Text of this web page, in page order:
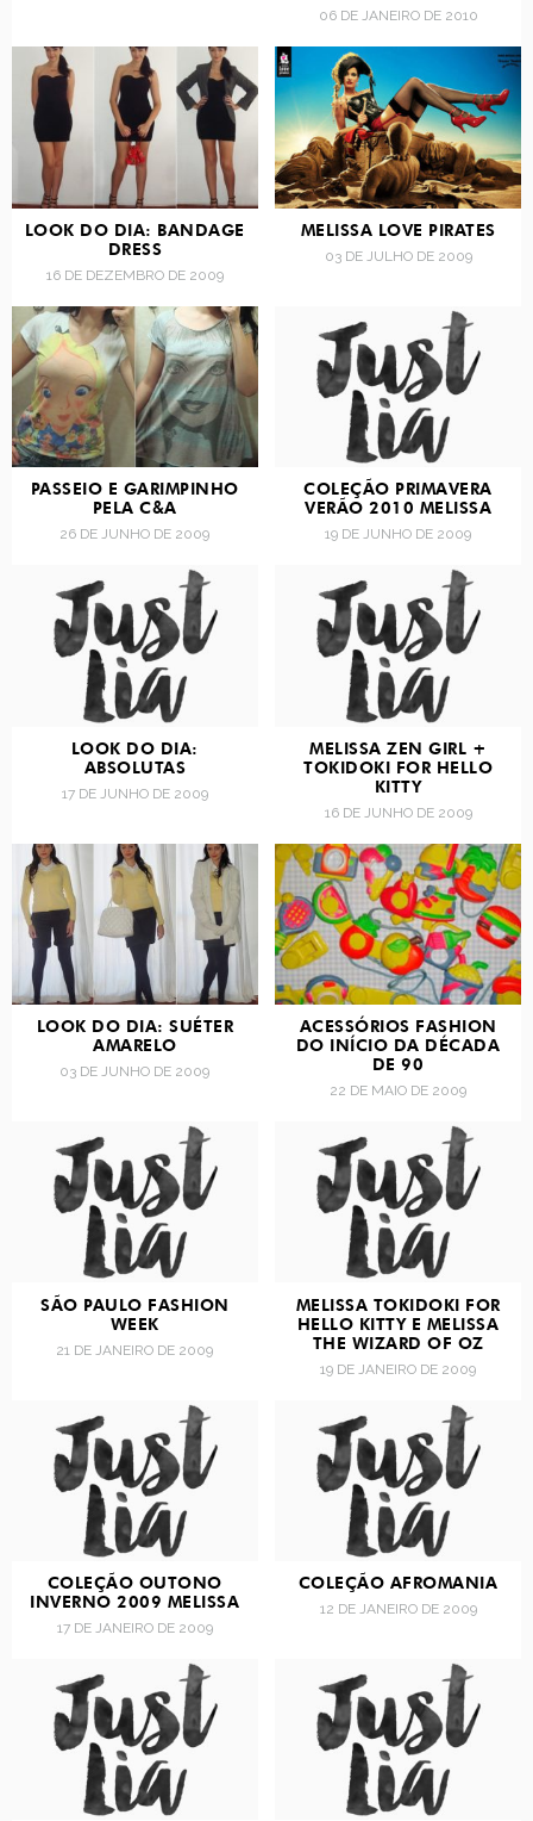
06 DE JANEIRO DE 2010
LOOK DO DIA: BANDAGE
DRESS
16 DE DEZEMBRO DE 2009
MELISSA LOVE PIRATES
03 DE JULHO DE 2009
PASSEIO E GARIMPINHO
PELA C&A
26 DE JUNHO DE 2009
COLEÇÃO PRIMAVERA
VERÃO 2010 MELISSA
19 DE JUNHO DE 2009
LOOK DO DIA:
ABSOLUTAS
17 DE JUNHO DE 2009
MELISSA ZEN GIRL +
TOKIDOKI FOR HELLO
KITTY
16 DE JUNHO DE 2009
LOOK DO DIA: SUÉTER
AMARELO
03 DE JUNHO DE 2009
ACESSÓRIOS FASHION
DO INÍCIO DA DÉCADA
DE 90
22 DE MAIO DE 2009
SÃO PAULO FASHION
WEEK
21 DE JANEIRO DE 2009
MELISSA TOKIDOKI FOR
HELLO KITTY E MELISSA
THE WIZARD OF OZ
19 DE JANEIRO DE 2009
COLEÇÃO OUTONO
INVERNO 2009 MELISSA
17 DE JANEIRO DE 2009
COLEÇÃO AFROMANIA
12 DE JANEIRO DE 2009